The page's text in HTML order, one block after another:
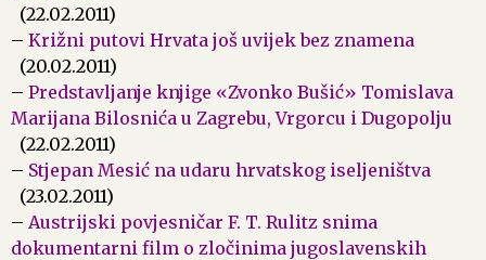
(22.02.2011)
– Križni putovi Hrvata još uvijek bez znamena
(20.02.2011)
– Predstavljanje knjige «Zvonko Bušić» Tomislava
Marijana Bilosnića u Zagrebu, Vrgorcu i Dugopolju
(22.02.2011)
– Stjepan Mesić na udaru hrvatskog iseljeništva
(23.02.2011)
– Austrijski povjesničar F. T. Rulitz snima
dokumentarni film o zločinima jugoslavenskih